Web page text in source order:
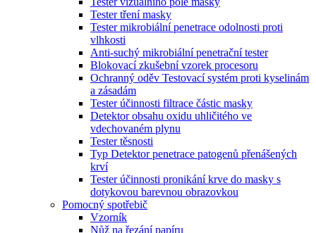
Tester tření masky
Tester mikrobiální penetrace odolnosti proti
vlhkosti
Anti-suchý mikrobiální penetrační tester
Blokovací zkušební vzorek procesoru
Ochranný oděv Testovací systém proti kyselinám
a zásadám
Tester účinnosti filtrace částic masky
Detektor obsahu oxidu uhličitého ve
vdechovaném plynu
Tester těsnosti
Typ Detektor penetrace patogenů přenášených
krví
Tester účinnosti pronikání krve do masky s
dotykovou barevnou obrazovkou
Pomocný spotřebič
Vzorník
Nůž na řezání papíru